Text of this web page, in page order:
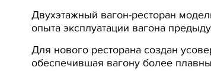
Двухэтажный вагон-ресторан
опыта эксплуатации вагона
Для нового ресторана создан
обеспечившая вагону более